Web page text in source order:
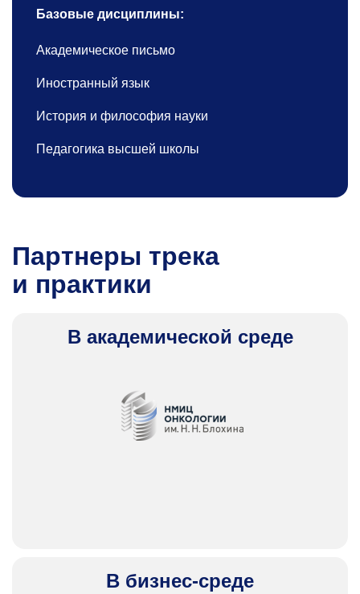
Базовые дисциплины:
Академическое письмо
Иностранный язык
История и философия науки
Педагогика высшей школы
Партнеры трека
и практики
В академической среде
В бизнес-среде